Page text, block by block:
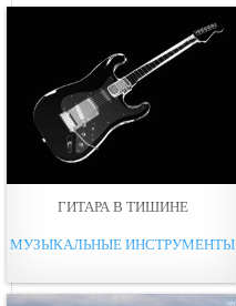
ГИТАРА В ТИШИНЕ
МУЗЫКАЛЬНЫЕ ИНСТРУМЕНТЫ